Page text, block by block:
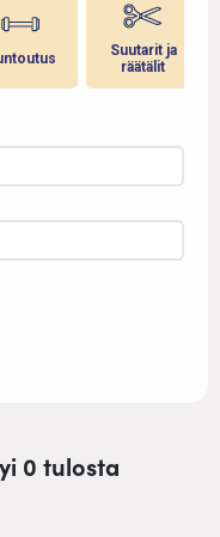
Suutarit ja
räätälit
0 tulosta